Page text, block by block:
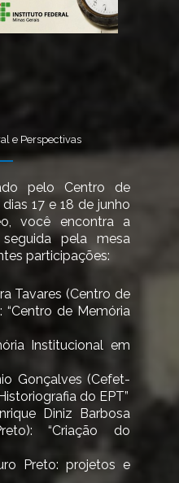
e Perspectivas
pelo Centro de
17 e 18 de junho
você encontra a
pela mesa
participações:
Tavares (Centro de
“Centro de Memória
Institucional em
Gonçalves (Cefet-
do EPT”
Diniz Barbosa
“Criação do
Preto: projetos e